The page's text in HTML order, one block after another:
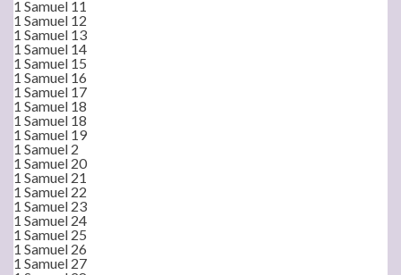
1 Samuel 11
1 Samuel 12
1 Samuel 13
1 Samuel 14
1 Samuel 15
1 Samuel 16
1 Samuel 17
1 Samuel 18
1 Samuel 18
1 Samuel 19
1 Samuel 2
1 Samuel 20
1 Samuel 21
1 Samuel 22
1 Samuel 23
1 Samuel 24
1 Samuel 25
1 Samuel 26
1 Samuel 27